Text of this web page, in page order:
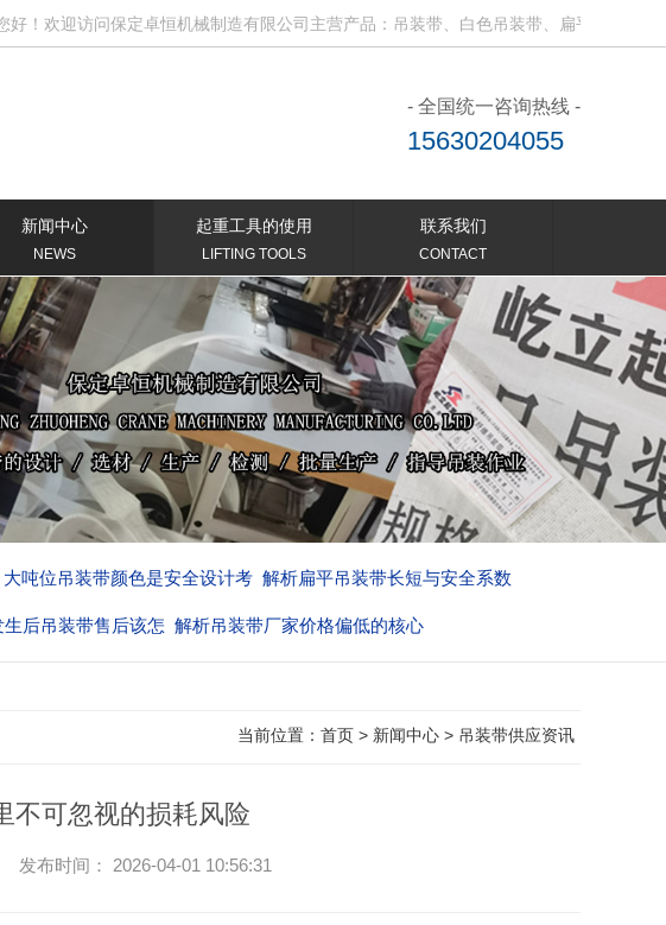
欢迎访问保定卓恒机械制造有限公司主营产品：吊装带、白色吊装带、扁平吊装带、电动
- 全国统一咨询热线 -
15630204055
新闻中心
NEWS
起重工具的使用
LIFTING TOOLS
联系我们
CONTACT
大吨位吊装带颜色是安全设计考 解析扁平吊装带长短与安全系数
生后吊装带售后该怎 解析吊装带厂家价格偏低的核心
当前位置： 首页 > 新闻中心 > 吊装带供应资讯
不可忽视的损耗风险
发布时间： 2026-04-01 10:56:31